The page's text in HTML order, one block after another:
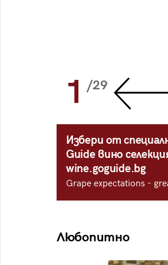
1 /29
Избери от
Guide вино
wine.goguide.bg
Grape expectations -
Любопитно